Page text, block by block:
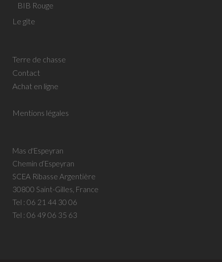
BIB Rouge
Le gîte
Terre de chasse
Contact
Achat en ligne
Mentions légales
Mas d'Espeyran
Chemin d’Espeyran
SCEA Ribasse Argentière
30800 Saint-Gilles, France
Tel : 06 21 44 30 06
Tel : 06 49 06 35 63